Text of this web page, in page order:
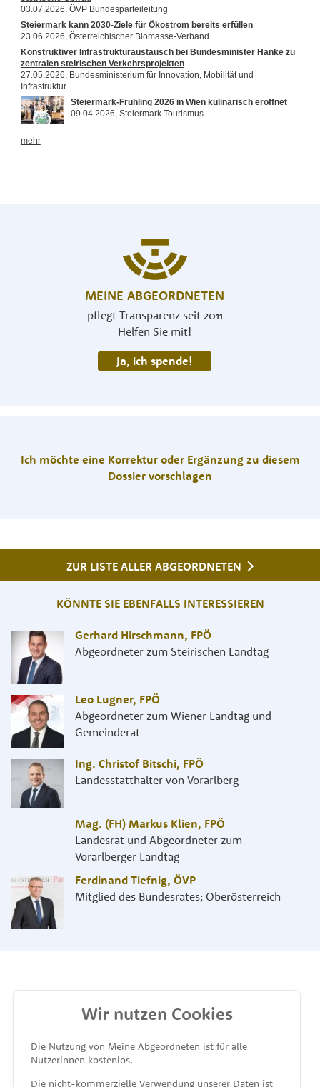
MEINE ABGEORDNETEN
pflegt Transparenz seit 2011
Helfen Sie mit!
Ja, ich spende!
Ich möchte eine Korrektur oder Ergänzung zu diesem
Dossier vorschlagen
ZUR LISTE ALLER ABGEORDNETEN
KÖNNTE SIE EBENFALLS INTERESSIEREN
Gerhard Hirschmann, FPÖ
Abgeordneter zum Steirischen Landtag
Leo Lugner, FPÖ
Abgeordneter zum Wiener Landtag und
Gemeinderat
Ing. Christof Bitschi, FPÖ
Landesstatthalter von Vorarlberg
Mag. (FH) Markus Klien, FPÖ
Landesrat und Abgeordneter zum
Vorarlberger Landtag
Ferdinand Tiefnig, ÖVP
Mitglied des Bundesrates; Oberösterreich
MEINE ABGEORDNETEN
unterstützt von
Wir nutzen Cookies
Die Nutzung von Meine Abgeordneten ist für alle
Nutzerinnen kostenlos.
Die nicht-kommerzielle Verwendung unserer Daten ist